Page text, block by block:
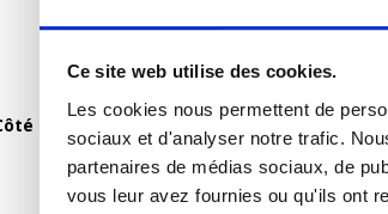
Ce site web utilise des cookies.
Les cookies nous permettent de
sociaux et d'analyser notre trafic.
partenaires de médias sociaux, de
vous leur avez fournies ou qu'ils ont
Fenêtre